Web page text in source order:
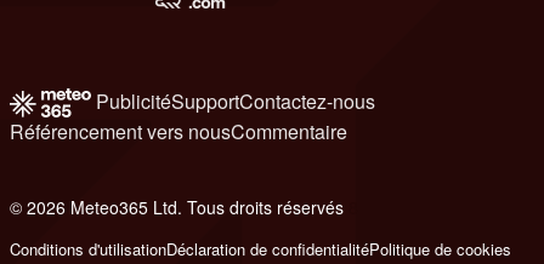
PublicitéSupportContactez-nous
Référencement vers nousCommentaire
© 2026 Meteo365 Ltd. Tous droits réservés
Conditions d'utilisationDéclaration de confidentialitéPolitique de cookies